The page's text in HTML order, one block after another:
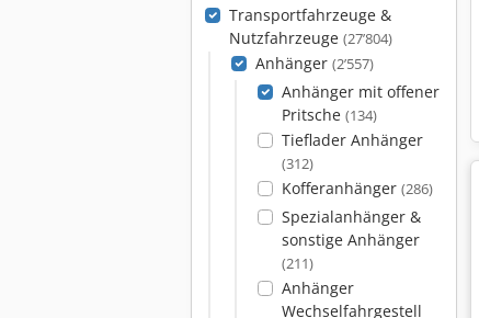
Transportfahrzeuge &
Nutzfahrzeuge (27’804)
Anhänger (2’557)
Anhänger mit offener
Pritsche (134)
Tieflader Anhänger
(312)
Kofferanhänger (286)
Spezialanhänger &
sonstige Anhänger
(211)
Anhänger
Wechselfahrgestell